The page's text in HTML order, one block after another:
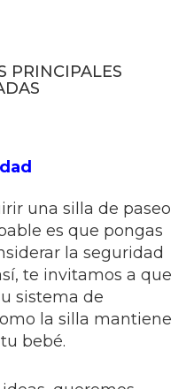
PRINCIPALES
una silla de paseo
es que pongas
la seguridad
te invitamos a que
sistema de
la silla mantiene
bebé.